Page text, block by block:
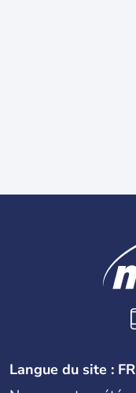
Langue du site : FR